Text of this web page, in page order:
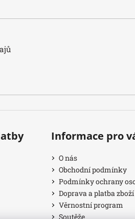
Informace pro
O nás
Obchodní podmínky
Podmínky ochrany
Doprava a platba zboží
Věrnostní program
Soutěže